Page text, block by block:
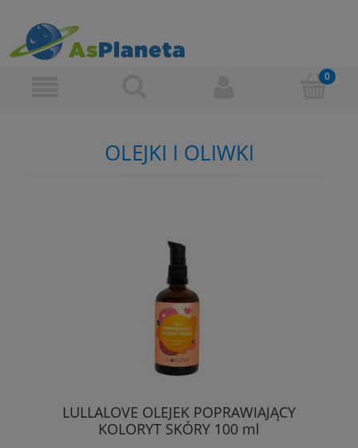
OLEJKI I OLIWKI
LULLALOVE OLEJEK POPRAWIAJĄCY
KOLORYT SKÓRY 100 ml